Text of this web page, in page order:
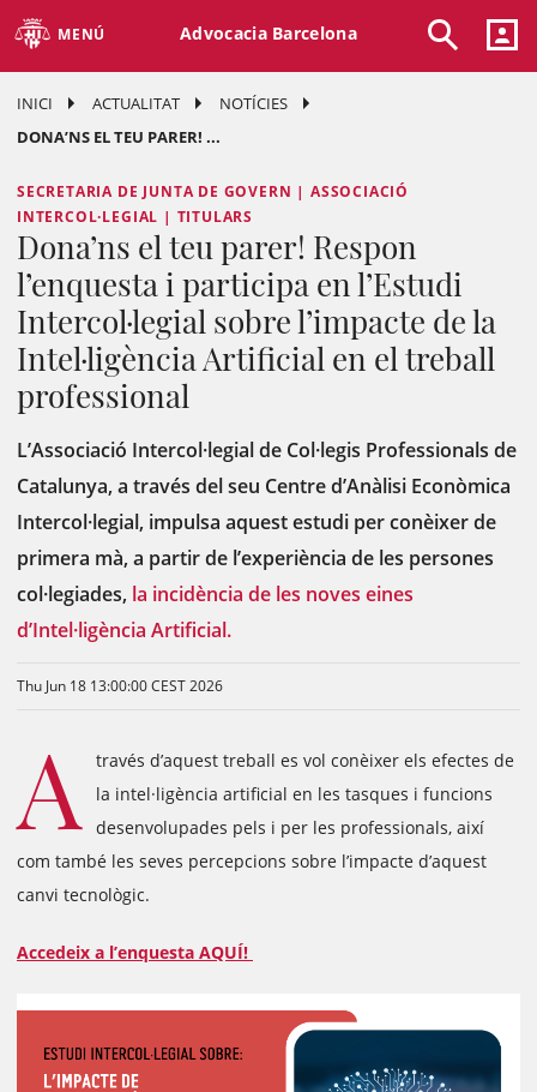
MENÚ Advocacia Barcelona
INICI ACTUALITAT
NOTÍCIES
DONA’NS EL TEU PARER! ...
SECRETARIA DE JUNTA DE GOVERN | ASSOCIACIÓ
INTERCOL·LEGIAL | TITULARS
Dona’ns el teu parer! Respon
l’enquesta i participa en l’Estudi
Intercol·legial sobre l’impacte de la
Intel·ligència Artificial en el treball
professional
L’Associació Intercol·legial de Col·legis Professionals de
Catalunya, a través del seu Centre d’Anàlisi Econòmica
Intercol·legial, impulsa aquest estudi per conèixer de
primera mà, a partir de l’experiència de les persones
col·legiades, la incidència de les noves eines
d’Intel·ligència Artificial.
Thu Jun 18 13:00:00 CEST 2026
A
través d’aquest treball es vol conèixer els efectes de
la intel·ligència artificial en les tasques i funcions
desenvolupades pels i per les professionals, així
com també les seves percepcions sobre l’impacte d’aquest
canvi tecnològic.
Accedeix a l’enquesta AQUÍ!